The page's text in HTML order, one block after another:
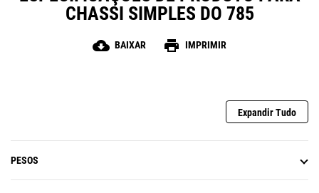
CHASSI SIMPLES DO 785
cloud_download BAIXAR print IMPRIMIR
Expandir Tudo
PESOS